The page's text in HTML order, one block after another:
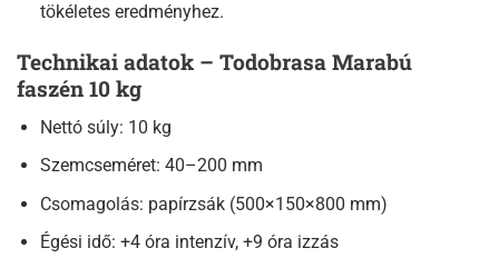
tökéletes eredményhez.
Technikai adatok – Todobrasa Marabú
faszén 10 kg
Nettó súly: 10 kg
Szemcseméret: 40–200 mm
Csomagolás: papírzsák (500×150×800 mm)
Égési idő: +4 óra intenzív, +9 óra izzás